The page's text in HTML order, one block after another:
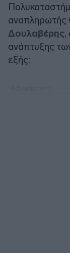
αναπληρωτής
Δουλαβέρης,
ανάπτυξης
εξής: